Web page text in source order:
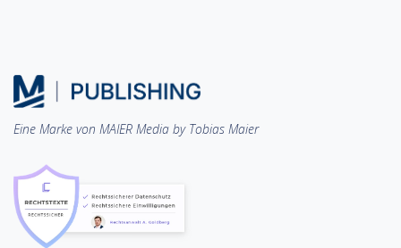
Eine Marke von MAIER Media by Tobias Maier